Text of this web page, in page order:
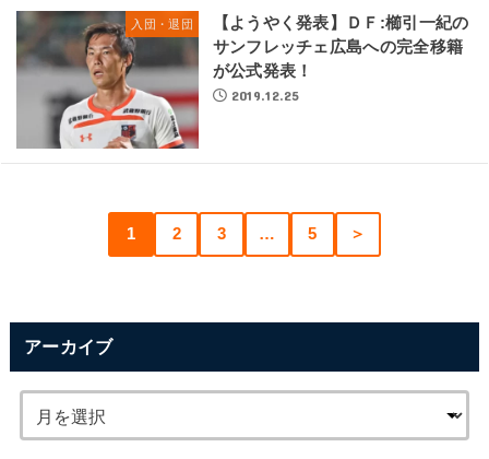
入団・退団
【ようやく発表】ＤＦ:櫛引一紀の
サンフレッチェ広島への完全移籍
が公式発表！
2019.12.25
1 2 3 … 5 ＞
アーカイブ